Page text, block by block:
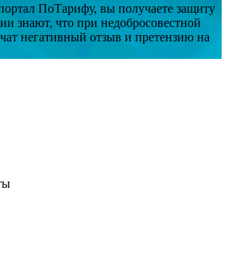
ПоТарифу, вы получаете защиту
знают, что при недобросовестной
негативный отзыв и претензию на